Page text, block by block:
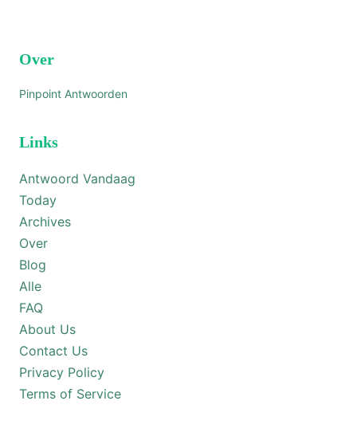
Over
Pinpoint Antwoorden
Links
Antwoord Vandaag
Today
Archives
Over
Blog
Alle
FAQ
About Us
Contact Us
Privacy Policy
Terms of Service